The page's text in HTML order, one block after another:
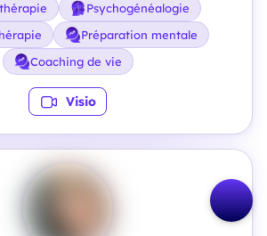
Psychogénéalogie
Préparation mentale
Coaching de vie
Visio